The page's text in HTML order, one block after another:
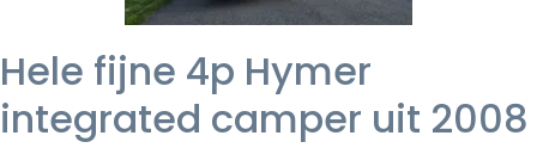
Hele fijne 4p Hymer
integrated camper uit 2008